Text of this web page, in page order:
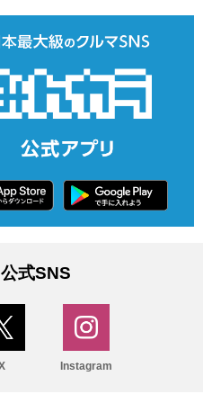
式SNS
Instagram